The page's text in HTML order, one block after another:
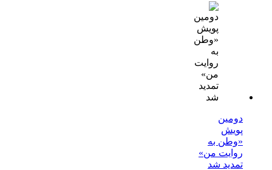
دومین
پویش
«وطن به
روایت من»
تمدید شد